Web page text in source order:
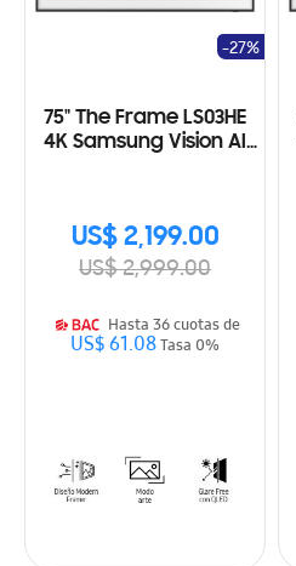
75" The Frame LS03HE
4K Samsung Vision AI
US$ 2,199.00
US$ 2,999.00
-27%
Hasta 36 cuotas de
US$ 61.08Tasa 0%